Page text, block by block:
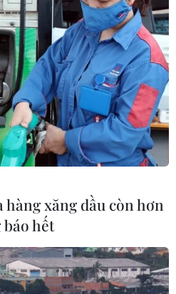
xăng dầu còn hơn
hết